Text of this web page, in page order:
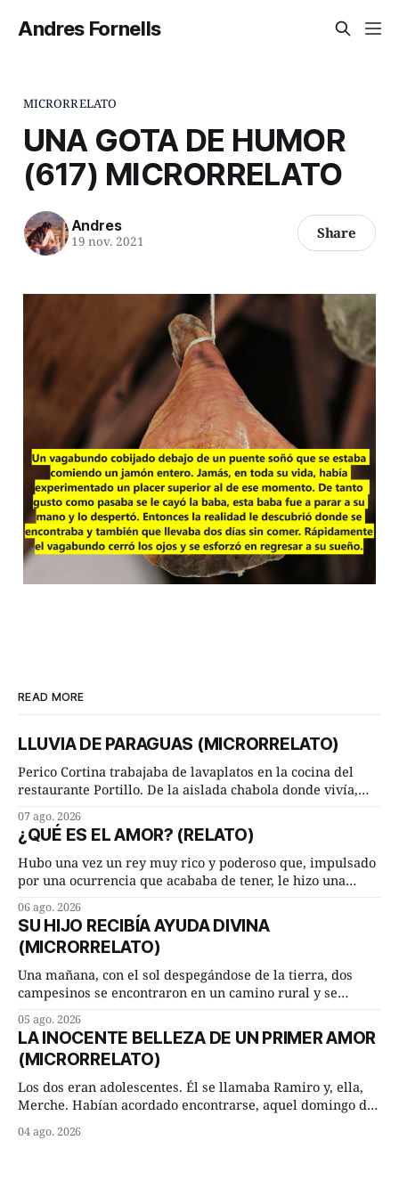
Andres Fornells
MICRORRELATO
UNA GOTA DE HUMOR
(617) MICRORRELATO
Andres
19 nov. 2021 Share
READ MORE
LLUVIA DE PARAGUAS (MICRORRELATO)
Perico Cortina trabajaba de lavaplatos en la cocina del
restaurante Portillo. De la aislada chabola donde vivía,
cuarto de hora andando a buen paso. Cierta noche,
terminada su jornada laboral caminaba él hacía su mísera
morada cundo comenzó a llover
07 ago. 2026
¿QUÉ ES EL AMOR? (RELATO)
Hubo una vez un rey muy rico y poderoso que, impulsado
por una ocurrencia que acababa de tener, le hizo una
Dime, hombre sabio, ¿qué es el amor según tú? Su
consejero, que era muy prudente y astuto le respondió de
inmediato:
06 ago. 2026
SU HIJO RECIBÍA AYUDA DIVINA
(MICRORRELATO)
Una mañana, con el sol despegándose de la tierra, dos
campesinos se encontraron en un camino rural y se
remolachas, Manuel? —quiso saber uno. —Eso acabo de
hacer, Paco. ¿Cómo va ese maíz tuyo? --se interesó el otro.
—De momento mejor
05 ago. 2026
LA INOCENTE BELLEZA DE UN PRIMER AMOR
(MICRORRELATO)
Los dos eran adolescentes. Él se llamaba Ramiro y, ella,
Merche. Habían acordado encontrarse, aquel domingo de
lugar del río que debía este nombre a la pronunciada
04 ago. 2026